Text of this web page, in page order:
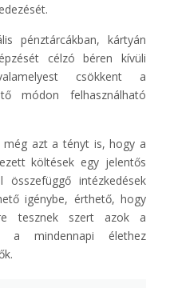
pénztárcákban, kártyán
célzó béren kívüli
csökkent a
módon felhasználható
még azt a tényt is, hogy a
költések egy jelentős
intézkedések
igénybe, érthető, hogy
tesznek szert azok a
a mindennapi élethez